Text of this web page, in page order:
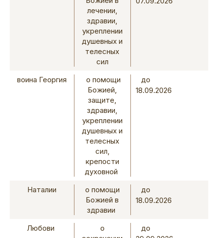
лечении,
здравии,
укреплении
душевных и
телесных
сил
воина Георгия
о помощи
Божией,
защите,
здравии,
укреплении
душевных и
телесных
сил,
крепости
духовной
до
18.09.2026
Наталии
о помощи
Божией в
здравии
до
18.09.2026
Любови
о
до